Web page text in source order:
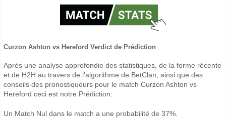
Curzon Ashton vs Hereford Verdict de Prédiction
Après une analyse approfondie des statistiques, de la forme récente
et de H2H au travers de l'algorithme de BetClan, ainsi que des
conseils des pronostiqueurs pour le match Curzon Ashton vs
Hereford ceci est notre Prédiction:
Un Match Nul dans le match a une probabilité de 37%.